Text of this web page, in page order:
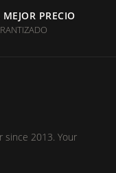
MEJOR PRECIO
since 2013. Your